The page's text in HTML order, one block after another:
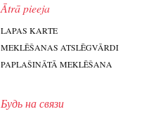
Ātrā pieeja
LAPAS KARTE
MEKLĒŠANAS ATSLĒGVĀRDI
PAPLAŠINĀTĀ MEKLĒŠANA
Будь на связи